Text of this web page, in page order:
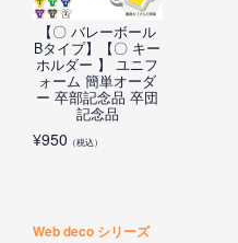
【〇 バレーボール
Bタイプ】【〇 キー
ホルダー 】 ユニフ
ォーム 簡単オーダ
ー 卒部記念品 卒団
記念品
¥950 （税込）
Web deco シリーズ